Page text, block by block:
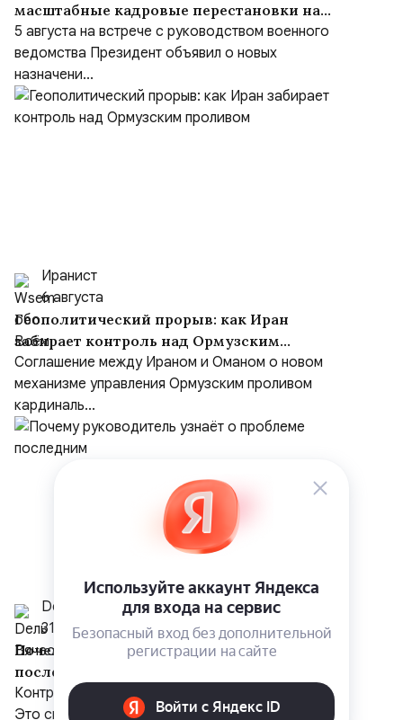
масштабные кадровые перестановки на
встрече с руководством Министерства
обороны и группировок войск
5 августа на встрече с руководством военного
ведомства Президент объявил о новых
назначени...
Иранист
6 августа
Геополитический прорыв: как Иран
забирает контроль над Ормузским
проливом
Соглашение между Ираном и Оманом о новом
механизме управления Ормузским проливом
кардиналь...
Dель Вячеслав
31 июля
Почему руководитель узнаёт о проблеме
последним
Контроль — это не недоверие к сотрудникам.
Это способ вовремя увидеть ошибку, пока она